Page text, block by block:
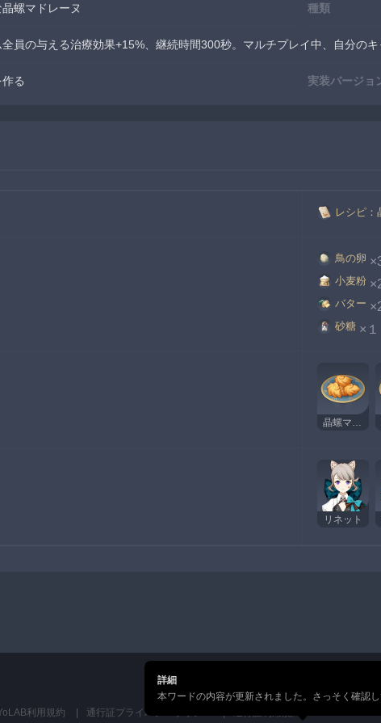
螺マドレーヌ 種類
員の与える治療効果+15%、継続時間300秒。マルチプレイ中、自分のキ
る 実装バージョ
レシピ：
鳥の卵
小麦粉
バター
砂糖 ×１
晶螺マドレーヌ
リネット
利用規約 通行証プライバシーポリシー
詳細
本ワードの内容が更新されました。さっそく確認し